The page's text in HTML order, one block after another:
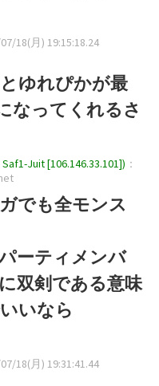
18(月) 19:15:18.24
ゆれぴかが最
なってくれるさ
Juit [106.146.33.101]) ：
でも全モンス
ーティメンバ
双剣である意味
いなら
18(月) 19:31:41.44